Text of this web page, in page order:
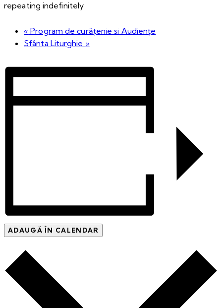
repeating indefinitely
« Program de curățenie si Audiențe
Sfânta Liturghie »
ADAUGĂ ÎN CALENDAR